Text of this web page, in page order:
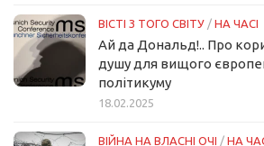
ВІСТІ З ТОГО СВІТУ / НА ЧАСІ
Ай да Дональд!.. Про
душу для вищого
політикуму
18.02.2025
ВІЙНА НА ВЛАСНІ ОЧІ / НА